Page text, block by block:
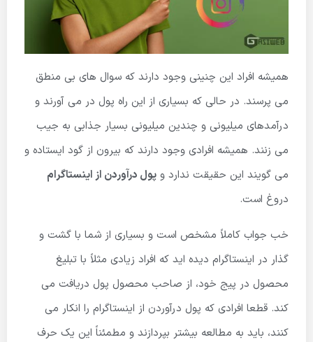
همیشه افراد این چنینی وجود دارند که سوال های بی منطق
می پرسند. در حالی که بسیاری از این راه پول در می آورند و
درآمدهای میلیونی و چندین میلیونی بسیار جذابی به جیب
می زنند. همیشه افرادی وجود دارند که بیرون از گود ایستاده و
می گویند این حقیقت ندارد و پول درآوردن از اینستاگرام
دروغ است.
خب جواب کاملاً مشخص است و بسیاری از شما با گشت و
گذار در اینستاگرام دیده اید که افراد زیادی مثلاً با تبلیغ
محصول در پیج خود، از صاحب محصول پول دریافت می
کند. قطعا افرادی که پول درآوردن از اینستاگرام را انکار می
کنند، باید به مطالعه بیشتر بپردازند و مطمئناً این یک حرف